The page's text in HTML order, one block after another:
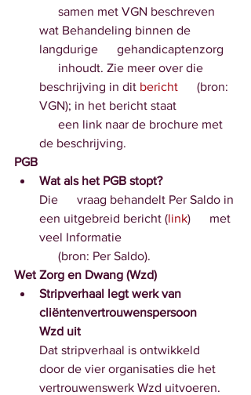
wat Behandeling binnen de
langdurige      gehandicaptenzorg
beschrijving in dit bericht
      (bron:
VGN); in het bericht staat
de beschrijving.
PGB
Wat als het PGB stopt?
Die      vraag behandelt Per Saldo in
een uitgebreid bericht (link)      met
veel Informatie
      (bron: Per Saldo).
Wet Zorg en Dwang (Wzd)
Stripverhaal legt werk van
cliëntenvertrouwenspersoon
Wzd uit
Dat stripverhaal is ontwikkeld
door de vier organisaties die het
vertrouwenswerk Wzd uitvoeren.